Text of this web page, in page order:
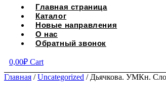
Главная страница
Каталог
Новые направления
О нас
Обратный звонок
0,00₽ Cart
Главная /Uncategorized / Дьячкова. УМКн.